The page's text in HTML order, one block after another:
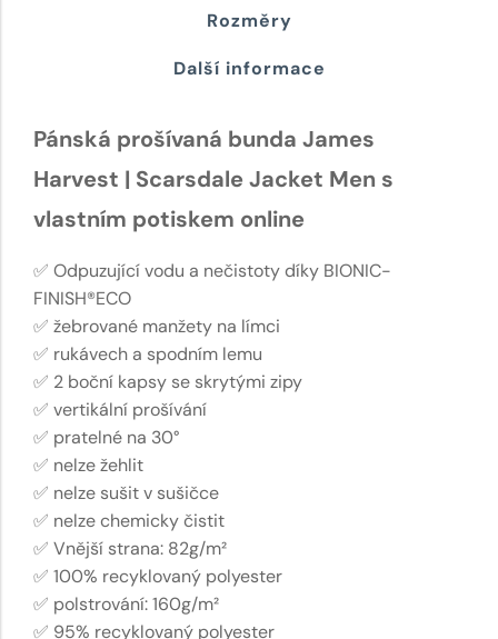
Rozměry
Další informace
Pánská prošívaná bunda James
Harvest | Scarsdale Jacket Men s
vlastním potiskem online
✅ Odpuzující vodu a nečistoty díky BIONIC-
FINISH®ECO
✅ žebrované manžety na límci
✅ rukávech a spodním lemu
✅ 2 boční kapsy se skrytými zipy
✅ vertikální prošívání
✅ pratelné na 30°
✅ nelze žehlit
✅ nelze sušit v sušičce
✅ nelze chemicky čistit
✅ Vnější strana: 82g/m²
✅ 100% recyklovaný polyester
✅ polstrování: 160g/m²
✅ 95% recyklovaný polyester